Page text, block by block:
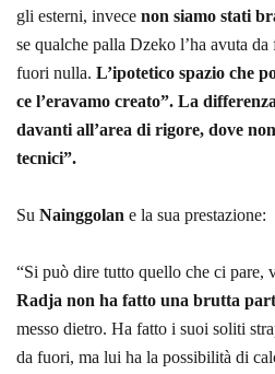
gli esterni, invece non siamo stati
se qualche palla Dzeko l’ha avuta
fuori nulla. L’ipotetico spazio che
ce l’eravamo creato”. La
davanti all’area di rigore, dove
tecnici”.
Su Nainggolan e la sua prestazione:
“Si può dire tutto quello che ci pare,
Radja non ha fatto una brutta
messo dietro. Ha fatto i suoi soliti
da fuori, ma lui ha la possibilità di